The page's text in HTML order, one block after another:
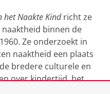
het Naakte Kindricht ze
binnen de
Ze onderzoekt in
naaktheid een plaats
bredere culturele en
over kindertijd, het